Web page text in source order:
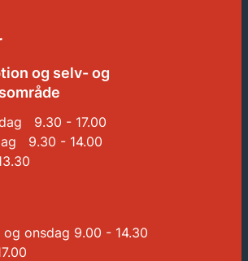
og selv- og
9.30 - 17.00
9.30 - 14.00
onsdag 9.00 - 14.30